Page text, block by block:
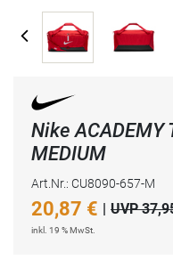
Nike ACADEMY
MEDIUM
Art.Nr.: CU8090-657-M
20,87 € | UVP
inkl. 19 % MwSt.